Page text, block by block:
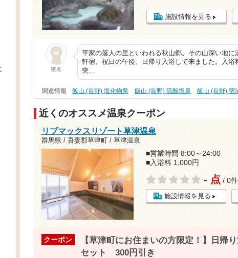
施設情報を見る
匿名
平家の落人の里といわれる秋山郷。その山深い地
軒宿。祝日の午後、日帰り入浴して来ました。入
突…
関連情報 飯山 (長野) 塩化物泉 飯山 (長野) 硫酸塩泉 飯山 (長野) 宿
近くのオススメ温泉クーポン
リブマックスリゾート草津温泉
群馬県 / 吾妻郡草津町 / 草津温泉
■営業時間 8:00～24:00
■入浴料 1,000円
- 点 / 0件
施設情報を見る
クーポン
【草津町にお住まいの方限定！】日帰
セット 300円引き